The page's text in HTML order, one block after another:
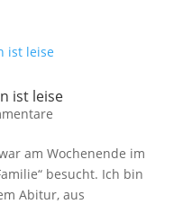
ist leise
am Wochenende im
besucht. Ich bin
Abitur, aus